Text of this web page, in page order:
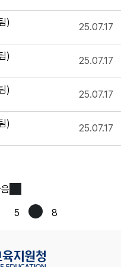
) 25.07.17
) 25.07.17
) 25.07.17
) 25.07.17
5 8